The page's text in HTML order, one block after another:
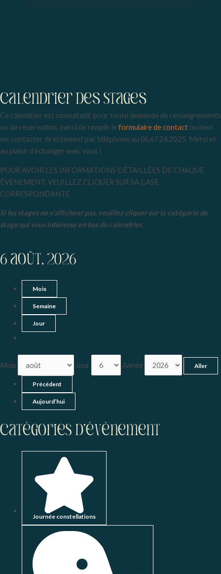
Calendrier deS stageS
Ce calendrier est consultatif, pour toute demande de renseignements
ou de réservation, merci de remplir le formulaire de contact ou bien
me contacter directement par téléphone au 06.67.24.20.25. Merci et
au plaisir d’échanger avec vous !
POUR AVOIR LES INFORMATIONS DÉTAILLÉES DE CHAQUE
ÉVÉNEMENT, VEUILLEZ CLIQUER SUR SA CASE
CORRESPONDANTE.
Si les stages ne s’affichent pas, veuillez cliquer sur la catégorie de
stage qui vous intéresse en bas du calendrier.
6 août, 2026
Mois
Semaine
Jour
Mois Jour Année
Précédent
Aujourd’hui
Catégories d’évènement
Journée constellations